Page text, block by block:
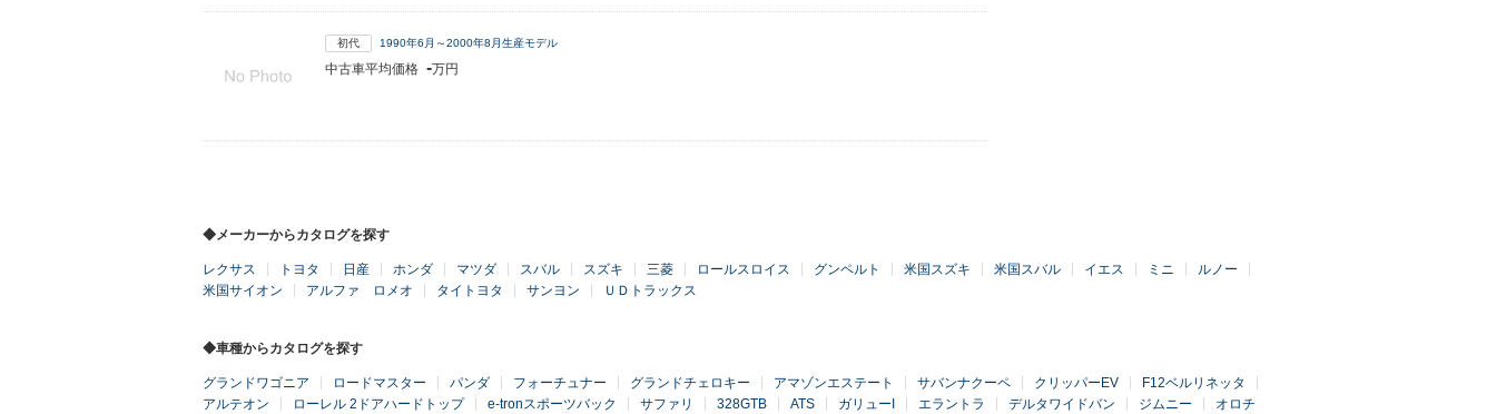
初代 1990年6月～2000年8月生産モデル
中古車平均価格 -万円
◆メーカーからカタログを探す
レクサス トヨタ 日産 ホンダ マツダ スバル スズキ 三菱 ロールスロイス グンペルト 米国スズキ 米国スバル イエス ミニ
ルノー
米国サイオン
アルファ ロメオ タイトヨタ サンヨン ＵＤトラックス
◆車種からカタログを探す
グランドワゴニア ロードマスター パンダ フォーチュナー グランドチェロキー アマゾンエステート サバンナクーペ クリッパーEV
F12ベルリネッタ
アルテオン
ローレル 2ドアハードトップ e-tronスポーツバック サファリ 328GTB ATS ガリューI エラントラ デルタワイドバン ジムニー オロチ